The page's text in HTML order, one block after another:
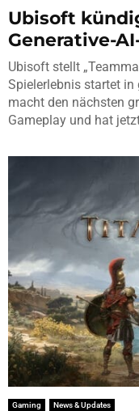
Ubisoft
Generative-
Ubisoft stellt
Spielerlebnis startet in
macht den nächsten
Gameplay und hat
Gaming News & Updates